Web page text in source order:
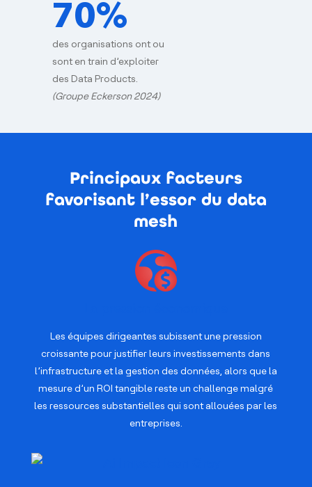
70%
des organisations ont ou
sont en train d’exploiter
des Data Products.
(Groupe Eckerson 2024)
Principaux facteurs
favorisant l’essor du data
mesh
Les équipes dirigeantes subissent une pression
croissante pour justifier leurs investissements dans
l’infrastructure et la gestion des données, alors que la
mesure d’un ROI tangible reste un challenge malgré
les ressources substantielles qui sont allouées par les
entreprises.